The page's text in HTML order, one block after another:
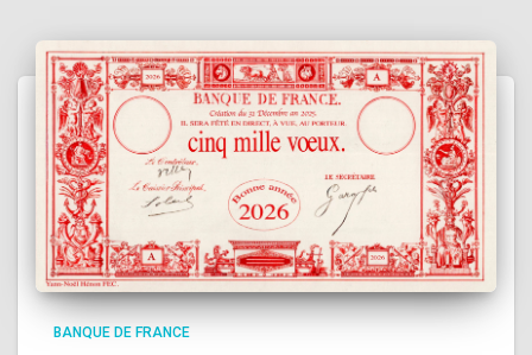
BANQUE DE FRANCE